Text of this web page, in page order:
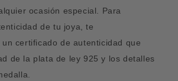
ocasión especial. Para
de tu joya, te
certificado de autenticidad que
de la plata de ley 925 y los detalles